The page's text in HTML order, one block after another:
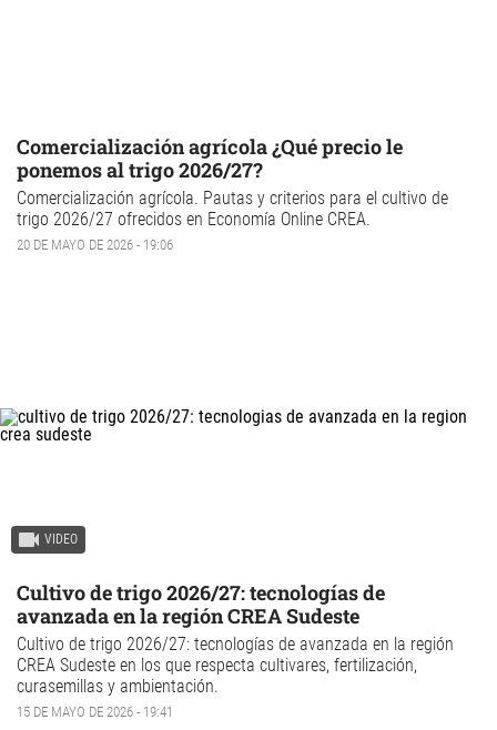
Comercialización agrícola ¿Qué precio le
ponemos al trigo 2026/27?
Comercialización agrícola. Pautas y criterios para el cultivo de
trigo 2026/27 ofrecidos en Economía Online CREA.
20 DE MAYO DE 2026 - 19:06
VIDEO
Cultivo de trigo 2026/27: tecnologías de
avanzada en la región CREA Sudeste
Cultivo de trigo 2026/27: tecnologías de avanzada en la región
CREA Sudeste en los que respecta cultivares, fertilización,
curasemillas y ambientación.
15 DE MAYO DE 2026 - 19:41